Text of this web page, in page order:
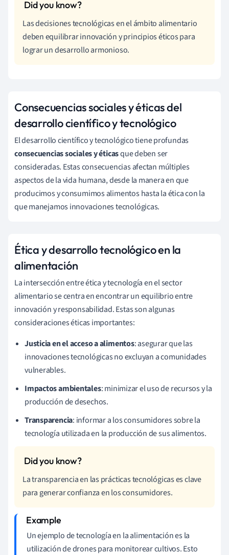
Las decisiones tecnológicas en el ámbito alimentario
deben equilibrar innovación y principios éticos para
lograr un desarrollo armonioso.
Consecuencias sociales y éticas del
desarrollo científico y tecnológico
El desarrollo científico y tecnológico tiene profundas
consecuencias sociales y éticasque deben ser
consideradas. Estas consecuencias afectan múltiples
aspectos de la vida humana, desde la manera en que
producimos y consumimos alimentos hasta la ética con la
que manejamos innovaciones tecnológicas.
Ética y desarrollo tecnológico en la
alimentación
La intersección entre ética y tecnología en el sector
alimentario se centra en encontrar un equilibrio entre
innovación y responsabilidad. Estas son algunas
consideraciones éticas importantes:
Justicia en el acceso a alimentos: asegurar que las
innovaciones tecnológicas no excluyan a comunidades
vulnerables.
Impactos ambientales: minimizar el uso de recursos y la
producción de desechos.
Transparencia: informar a los consumidores sobre la
tecnología utilizada en la producción de sus alimentos.
La transparencia en las prácticas tecnológicas es clave
para generar confianza en los consumidores.
Un ejemplo de tecnología en la alimentación es la
utilización de drones para monitorear cultivos. Esto